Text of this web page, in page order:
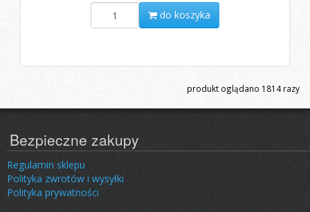
do koszyka
produkt oglądano 1814razy
Bezpieczne zakupy
Regulamin sklepu
Polityka zwrotów i wysyłki
Polityka prywatności